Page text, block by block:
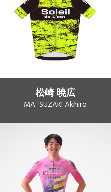
松崎 暁広
MATSUZAKI Akihiro